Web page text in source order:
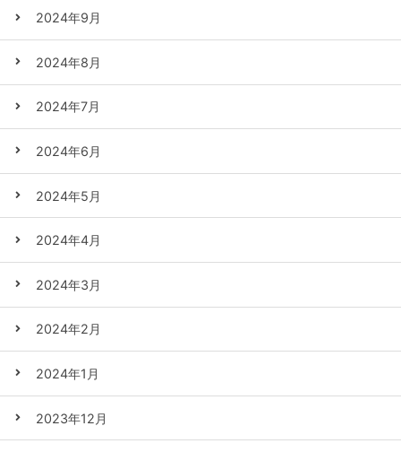
2024年9月
2024年8月
2024年7月
2024年6月
2024年5月
2024年4月
2024年3月
2024年2月
2024年1月
2023年12月